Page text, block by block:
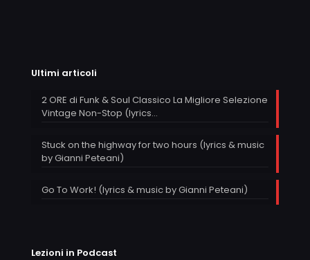
Ultimi articoli
2 ORE di Funk & Soul Classico La Migliore Selezione
Vintage Non-Stop (lyrics…
Stuck on the highway for two hours (lyrics & music
by Gianni Peteani)
Go To Work! (lyrics & music by Gianni Peteani)
Lezioni in Podcast